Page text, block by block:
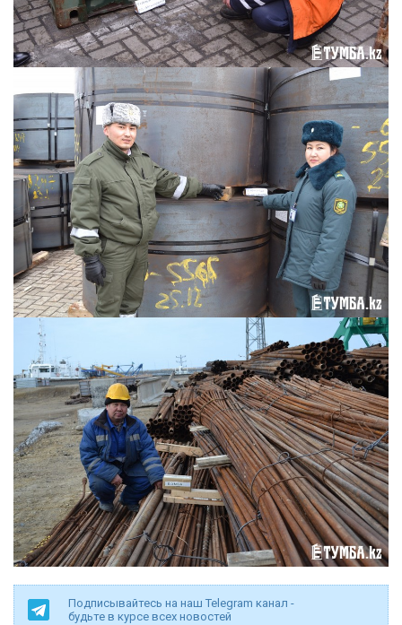
Подписывайтесь на наш Telegram канал -
будьте в курсе всех новостей